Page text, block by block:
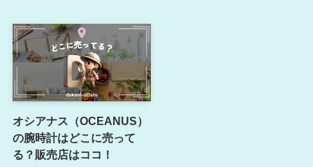
オシアナス（OCEANUS）
の腕時計はどこに売って
る？販売店はココ！